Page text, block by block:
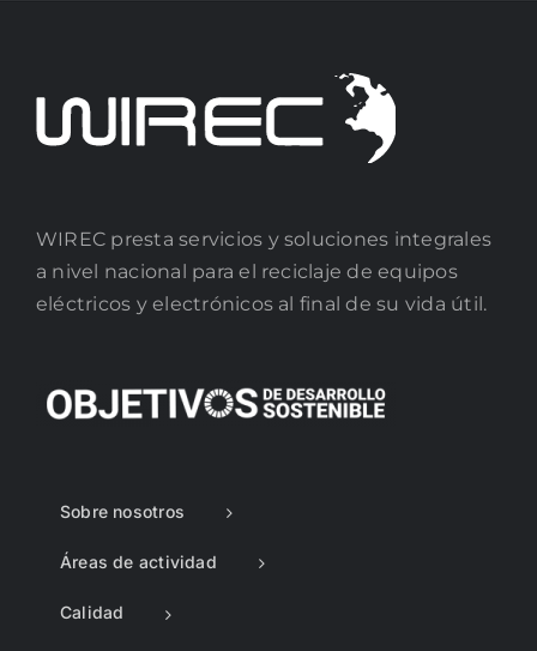
WIREC presta servicios y soluciones integrales
a nivel nacional para el reciclaje de equipos
eléctricos y electrónicos al final de su vida útil.
Sobre nosotros
Áreas de actividad
Calidad